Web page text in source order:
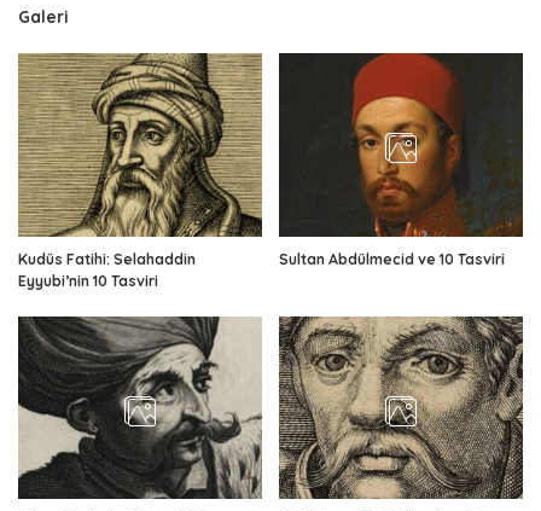
Galeri
Kudüs Fatihi: Selahaddin
Eyyubi’nin 10 Tasviri
Sultan Abdülmecid ve 10 Tasviri